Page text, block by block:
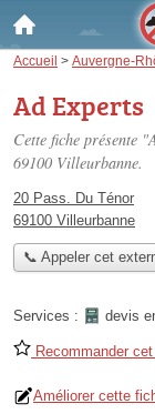
Accueil > Auvergne-
Ad Experts
Cette fiche présente
69100 Villeurbanne.
20 Pass. Du Ténor
69100 Villeurbanne
📞 Appeler cet
Services : devis
Recommander
Améliorer cette